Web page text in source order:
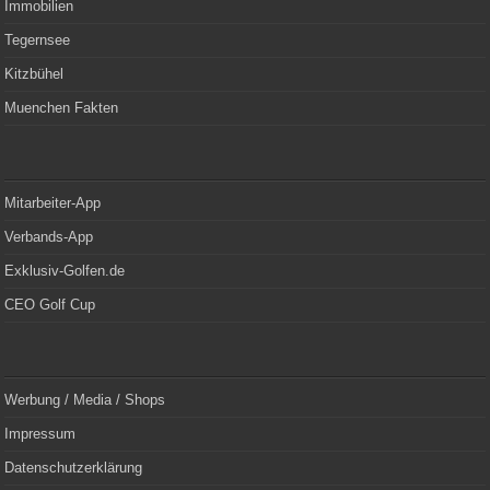
Immobilien
Tegernsee
Kitzbühel
Muenchen Fakten
Mitarbeiter-App
Verbands-App
Exklusiv-Golfen.de
CEO Golf Cup
Werbung / Media / Shops
Impressum
Datenschutzerklärung